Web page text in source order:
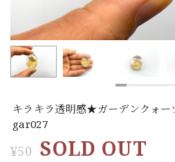
キラキラ透明感★ガーデンクォー
gar027
¥50 SOLD OUT